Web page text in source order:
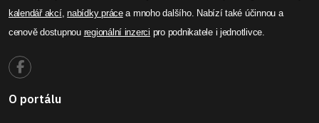
kalendář akcí,nabídky prácea mnoho dalšího. Nabízí také účinnou a
cenově dostupnou regionální inzerci pro podnikatele i jednotlivce.
O portálu